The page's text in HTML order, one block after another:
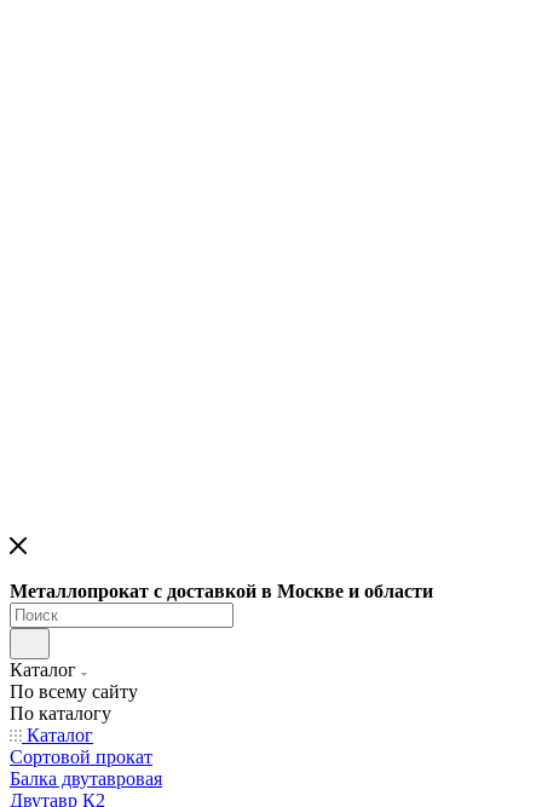
Металлопрокат с доставкой в Москве и области
Каталог
По всему сайту
По каталогу
Каталог
Сортовой прокат
Балка двутавровая
Двутавр К2